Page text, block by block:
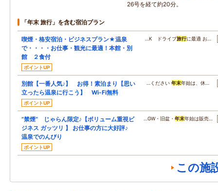
26号を経て約20分。
「年末 旅行」を含む宿泊プラン
喫煙・格安宿泊・ビジネスプラン★温泉
で・・・・お仕事・観光に最適！本館・別
館 ２食付
ポイントUP
…K ドライブ旅行に最適 お…
別館【一番人気♪】 お得！素泊まり【思い
立ったら温泉に行こう】 Wi-Fi無料
ポイントUP
…ください年末年始は、休…
”禁煙” じゃらん限定♪【ボリューム重視ビ
ジネス ガッツリ 】 お仕事の方に大好評♪
温泉でのんびり
ポイントUP
…GW・旧盆・ 年末年始は販売…
この施